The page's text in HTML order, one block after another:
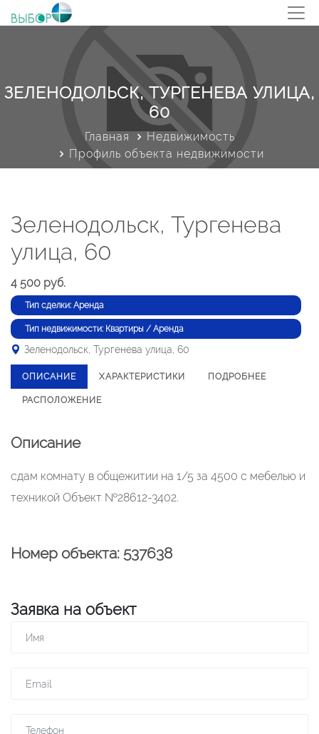
ЗЕЛЕНОДОЛЬСК, ТУРГЕНЕВА УЛИЦА,
60
Главная
Недвижимость
Профиль объекта недвижимости
Зеленодольск, Тургенева
улица, 60
4 500 руб.
Тип сделки: Аренда
Тип недвижимости: Квартиры / Аренда
Зеленодольск, Тургенева улица, 60
ОПИСАНИЕ ХАРАКТЕРИСТИКИ ПОДРОБНЕЕ
РАСПОЛОЖЕНИЕ
Описание
сдам комнату в общежитии на 1/5 за 4500 с мебелью и
техникой Объект №28612-3402.
Номер объекта: 537638
Заявка на объект